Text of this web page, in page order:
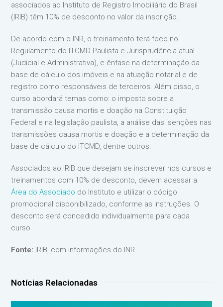
associados ao Instituto de Registro Imobiliário do Brasil
(IRIB) têm 10% de desconto no valor da inscrição.
De acordo com o INR, o treinamento terá foco no
Regulamento do ITCMD Paulista e Jurisprudência atual
(Judicial e Administrativa), e ênfase na determinação da
base de cálculo dos imóveis e na atuação notarial e de
registro como responsáveis de terceiros. Além disso, o
curso abordará temas como: o imposto sobre a
transmissão causa mortis e doação na Constituição
Federal e na legislação paulista, a análise das isenções nas
transmissões causa mortis e doação e a determinação da
base de cálculo do ITCMD, dentre outros.
Associados ao IRIB que desejam se inscrever nos cursos e
treinamentos com 10% de desconto, devem acessar a
Área do Associado do Instituto e utilizar o código
promocional disponibilizado, conforme as instruções. O
desconto será concedido individualmente para cada
curso.
Fonte: IRIB, com informações do INR.
Notícias Relacionadas